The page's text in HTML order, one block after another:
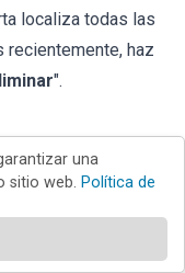
localiza todas las
haz
".
una
sitio web. Política de